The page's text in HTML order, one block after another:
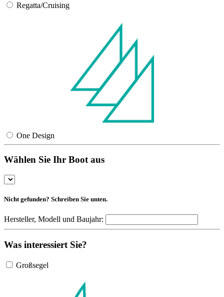
Regatta/Cruising
One Design
Wählen Sie Ihr Boot aus
Nicht gefunden? Schreiben Sie unten.
Hersteller, Modell und Baujahr:
Was interessiert Sie?
Großsegel